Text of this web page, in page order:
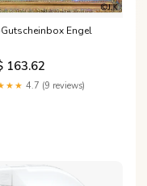
Engel
163.62
4.7 (9 reviews)